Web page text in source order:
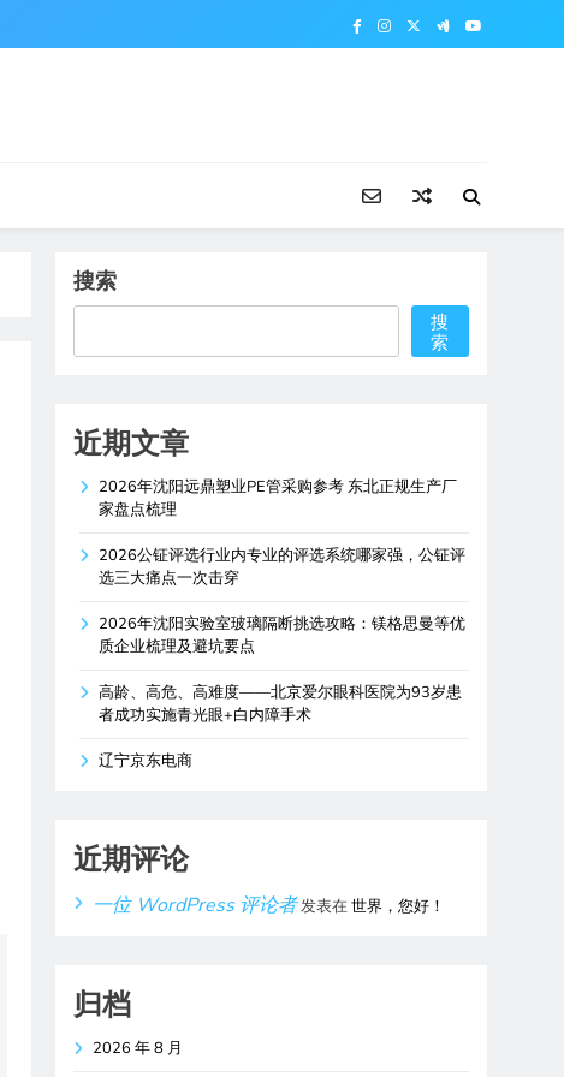
搜索
搜
索
近期文章
2026年沈阳远鼎塑业PE管采购参考 东北正规生产厂
家盘点梳理
2026公钲评选行业内专业的评选系统哪家强，公钲评
选三大痛点一次击穿
2026年沈阳实验室玻璃隔断挑选攻略：镁格思曼等优
质企业梳理及避坑要点
高龄、高危、高难度——北京爱尔眼科医院为93岁患
者成功实施青光眼+白内障手术
辽宁京东电商
近期评论
一位 WordPress 评论者发表在世界，您好！
归档
2026 年 8 月